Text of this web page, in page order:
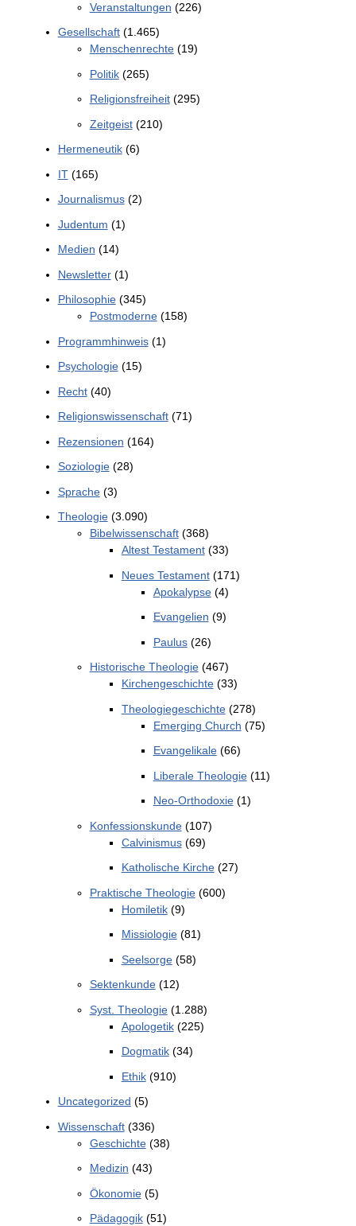
Veranstaltungen (226)
Gesellschaft(1.465)
Menschenrechte(19)
Politik(265)
Religionsfreiheit(295)
Zeitgeist(210)
Hermeneutik(6)
IT(165)
Journalismus(2)
Judentum (1)
Medien (14)
Newsletter(1)
Philosophie(345)
Postmoderne(158)
Programmhinweis(1)
Psychologie(15)
Recht(40)
Religionswissenschaft(71)
Rezensionen (164)
Soziologie(28)
Sprache(3)
Theologie(3.090)
Bibelwissenschaft(368)
Altest Testament(33)
Neues Testament(171)
Apokalypse(4)
Evangelien (9)
Paulus(26)
Historische Theologie(467)
Kirchengeschichte(33)
Theologiegeschichte(278)
Emerging Church (75)
Evangelikale(66)
Liberale Theologie(11)
Neo-Orthodoxie(1)
Konfessionskunde(107)
Calvinismus(69)
Katholische Kirche(27)
Praktische Theologie(600)
Homiletik(9)
Missiologie(81)
Seelsorge(58)
Sektenkunde(12)
Syst. Theologie(1.288)
Apologetik(225)
Dogmatik(34)
Ethik(910)
Uncategorized (5)
Wissenschaft(336)
Geschichte(38)
Medizin (43)
Ökonomie(5)
Pädagogik(51)